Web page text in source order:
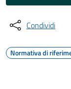
Condividi
Normativa di